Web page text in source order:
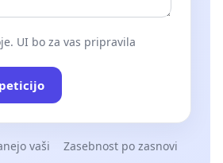
UI bo za vas pripravila
vaši Zasebnost po zasnovi